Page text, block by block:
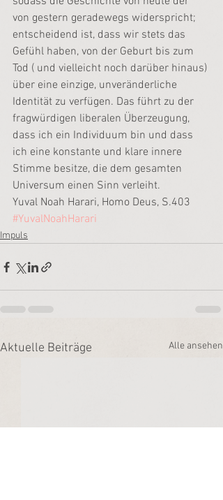
von gestern geradewegs widerspricht;
entscheidend ist, dass wir stets das
Gefühl haben, von der Geburt bis zum
Tod ( und vielleicht noch darüber hinaus)
über eine einzige, unveränderliche
Identität zu verfügen. Das führt zu der
fragwürdigen liberalen Überzeugung,
dass ich ein Individuum bin und dass
ich eine konstante und klare innere
Stimme besitze, die dem gesamten
Universum einen Sinn verleiht.
Yuval Noah Harari, Homo Deus, S.403
#YuvalNoahHarari
Impuls
Aktuelle Beiträge Alle ansehen